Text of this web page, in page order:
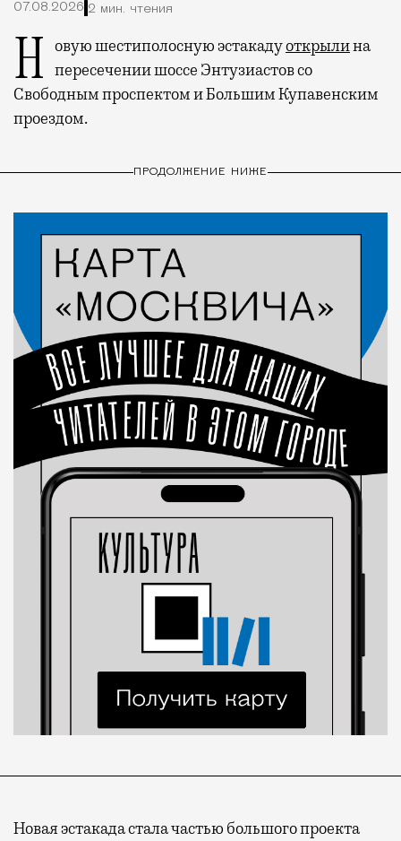
07.08.2026 2 мин. чтения
Новую шестиполосную эстакадуоткрылина
пересечении шоссе Энтузиастов со
Свободным проспектом и Большим Купавенским
проездом.
ПРОДОЛЖЕНИЕ НИЖЕ
Новая эстакада стала частью большого проекта